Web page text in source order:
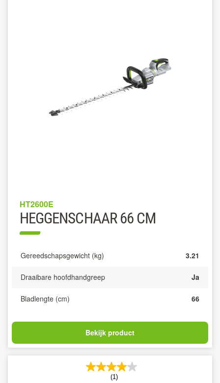
HT2600E
HEGGENSCHAAR 66 CM
Gereedschapsgewicht (kg) 3.21
Draaibare hoofdhandgreep Ja
Bladlengte (cm) 66
Bekijk product
(1)